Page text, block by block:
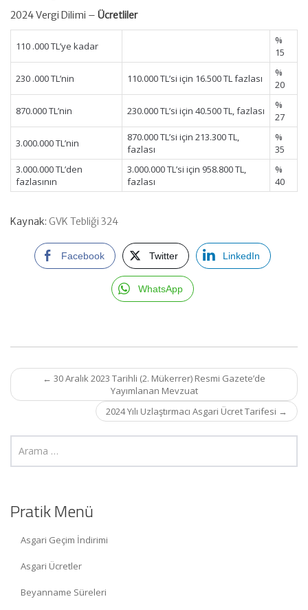
2024 Vergi Dilimi – Ücretliler
110 .000 TL’ye kadar
%
15
230 .000 TL’nin 110.000 TL’si için 16.500 TL fazlası
%
20
870.000 TL’nin 230.000 TL’si için 40.500 TL, fazlası
%
27
3.000.000 TL’nin
870.000 TL’si için 213.300 TL,
fazlası
%
35
3.000.000 TL’den
fazlasının
3.000.000 TL’si için 958.800 TL,
fazlası
%
40
Kaynak: GVK Tebliği 324
Facebook Twitter LinkedIn
WhatsApp
Post
navigation
← 30 Aralık 2023 Tarihli (2. Mükerrer) Resmi Gazete’de
Yayımlanan Mevzuat
2024 Yılı Uzlaştırmacı Asgari Ücret Tarifesi →
Pratik Menü
Asgari Geçim İndirimi
Asgari Ücretler
Beyanname Süreleri